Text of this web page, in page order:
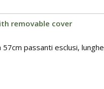
removable cover
passanti esclusi,